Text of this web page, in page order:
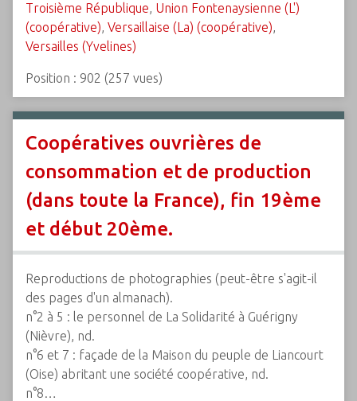
Troisième République, Union Fontenaysienne (L')
(coopérative), Versaillaise (La) (coopérative),
Versailles (Yvelines)
Position : 902 (257 vues)
Coopératives ouvrières de
consommation et de production
(dans toute la France), fin 19ème
et début 20ème.
Reproductions de photographies (peut-être s'agit-il
des pages d'un almanach).
n°2 à 5 : le personnel de La Solidarité à Guérigny
(Nièvre), nd.
n°6 et 7 : façade de la Maison du peuple de Liancourt
(Oise) abritant une société coopérative, nd.
n°8…